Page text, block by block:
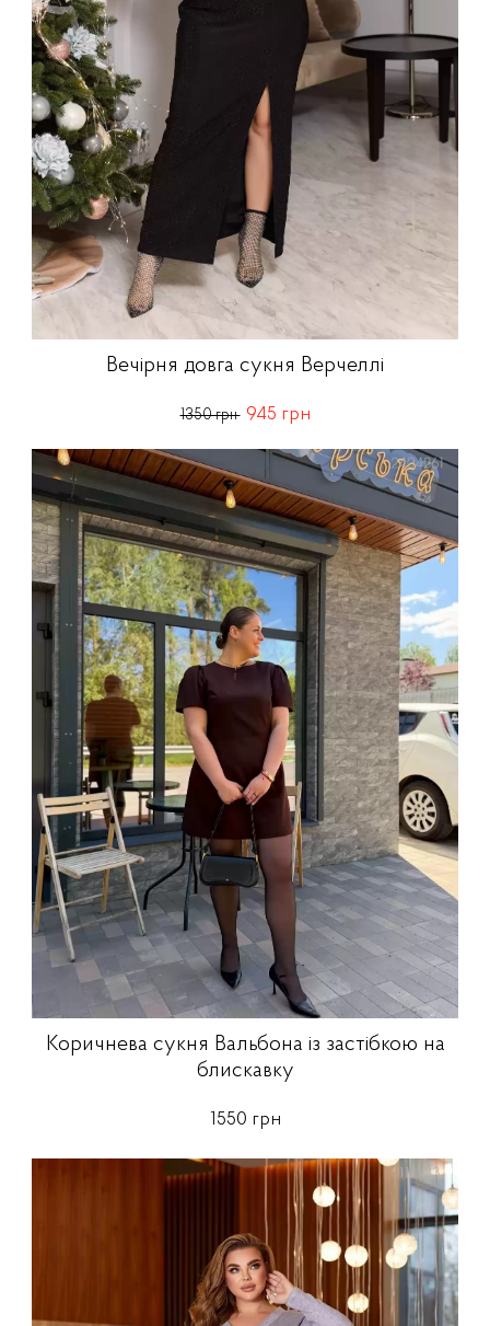
Вечірня довга сукня Верчеллі
1350 грн 945 грн
Коричнева сукня Вальбона із застібкою на
блискавку
1550 грн